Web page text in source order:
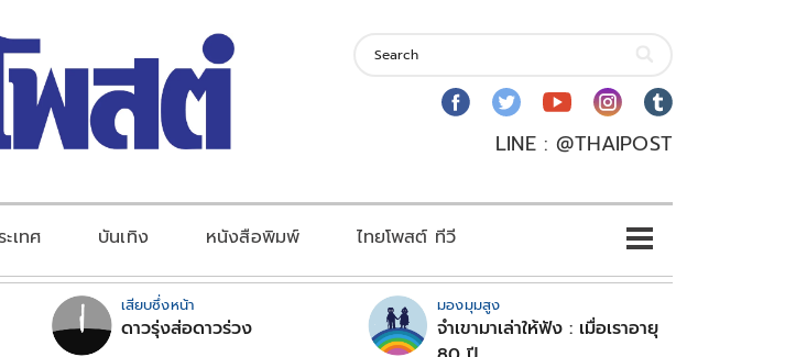
LINE : @THAIPOST
เทศ บันเทิง หนังสือพิมพ์ ไทยโพสต์ ทีวี
เสียบซึ่งหน้า
ดาวรุ่งส่อดาวร่วง
มองมุมสูง
จำเขามาเล่าให้ฟัง : เมื่อเราอายุ